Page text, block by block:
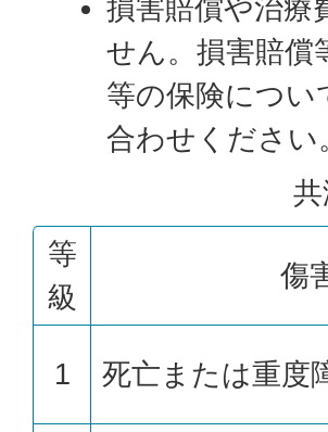
損害賠償や治療
せん。損害賠償
等の保険につい
合わせください
等
級
傷
1 死亡または重度